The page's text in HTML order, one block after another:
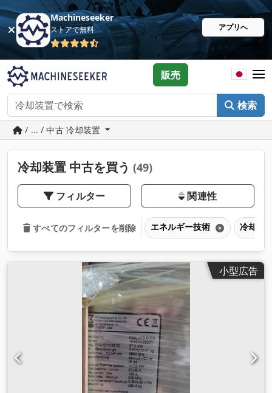
Machineseeker
ストアで無料 アプリへ
検索
販売
/ ... / 中古 冷却装置
冷却装置 中古を買う (49)
フィルター 関連性
すべてのフィルターを削除 エネルギー技術 冷却装
小型広告